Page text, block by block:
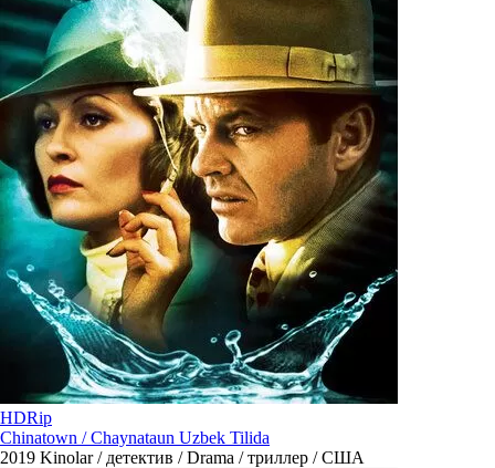
HDRip
Chinatown / Chaynataun Uzbek Tilida
2019 Kinolar / детектив / Drama / триллер / США